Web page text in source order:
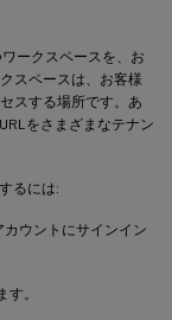
ークスペースを、お
スペースは、お客様
スする場所です。あ
をさまざまなテナン
るには:
ウントにサインイン
す。